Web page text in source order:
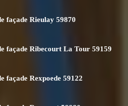
façade Rieulay 59870
façade Ribecourt La Tour 59159
façade Rexpoede 59122